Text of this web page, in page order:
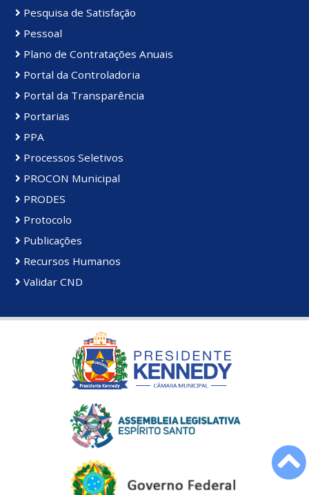
Pesquisa de Satisfação
Pessoal
Plano de Contratações Anuais
Portal da Controladoria
Portal da Transparência
Portarias
PPA
Processos Seletivos
PROCON Municipal
PRODES
Protocolo
Publicações
Recursos Humanos
Validar CND